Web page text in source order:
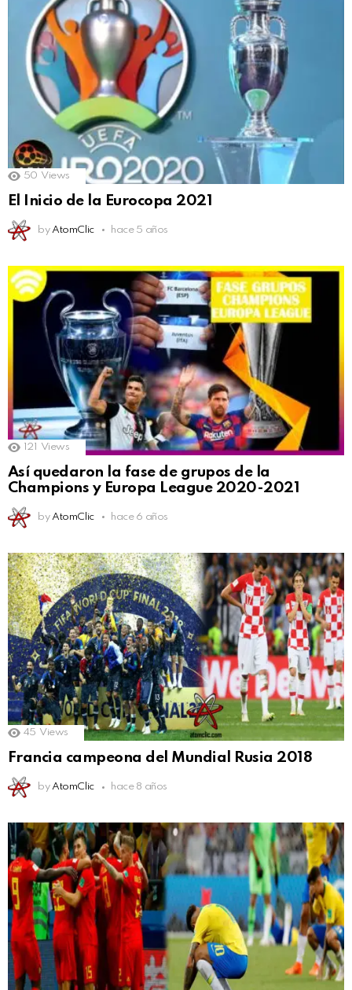
50 Views
El Inicio de la Eurocopa 2021
by AtomClic hace 5 años
121 Views
Así quedaron la fase de grupos de la
Champions y Europa League 2020-2021
by AtomClic hace 6 años
45 Views
Francia campeona del Mundial Rusia 2018
by AtomClic hace 8 años